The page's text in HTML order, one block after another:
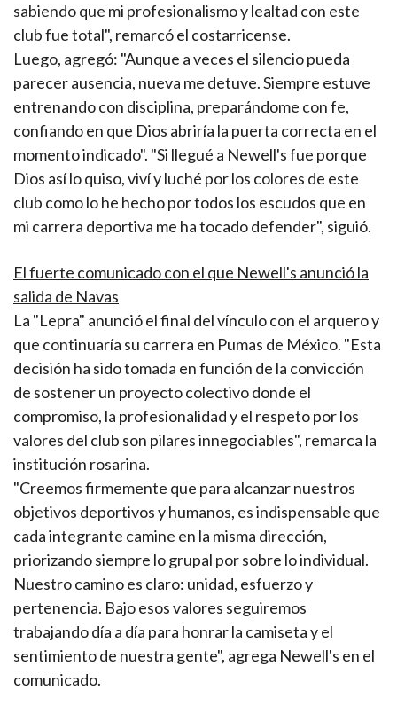
sabiendo que mi profesionalismo y lealtad con este
club fue total", remarcó el costarricense.
Luego, agregó: "Aunque a veces el silencio pueda
parecer ausencia, nueva me detuve. Siempre estuve
entrenando con disciplina, preparándome con fe,
confiando en que Dios abriría la puerta correcta en el
momento indicado". "Si llegué a Newell's fue porque
Dios así lo quiso, viví y luché por los colores de este
club como lo he hecho por todos los escudos que en
mi carrera deportiva me ha tocado defender", siguió.
El fuerte comunicado con el que Newell's anunció la
salida de Navas
La "Lepra" anunció el final del vínculo con el arquero y
que continuaría su carrera en Pumas de México. "Esta
decisión ha sido tomada en función de la convicción
de sostener un proyecto colectivo donde el
compromiso, la profesionalidad y el respeto por los
valores del club son pilares innegociables", remarca la
institución rosarina.
"Creemos firmemente que para alcanzar nuestros
objetivos deportivos y humanos, es indispensable que
cada integrante camine en la misma dirección,
priorizando siempre lo grupal por sobre lo individual.
Nuestro camino es claro: unidad, esfuerzo y
pertenencia. Bajo esos valores seguiremos
trabajando día a día para honrar la camiseta y el
sentimiento de nuestra gente", agrega Newell's en el
comunicado.